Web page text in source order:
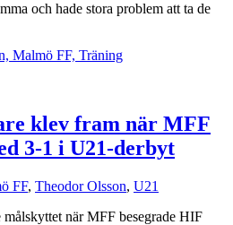
och hade stora problem att ta de
klev fram när MFF
3-1 i U21-derbyt
FF, Theodor Olsson, U21
när MFF besegrade HIF